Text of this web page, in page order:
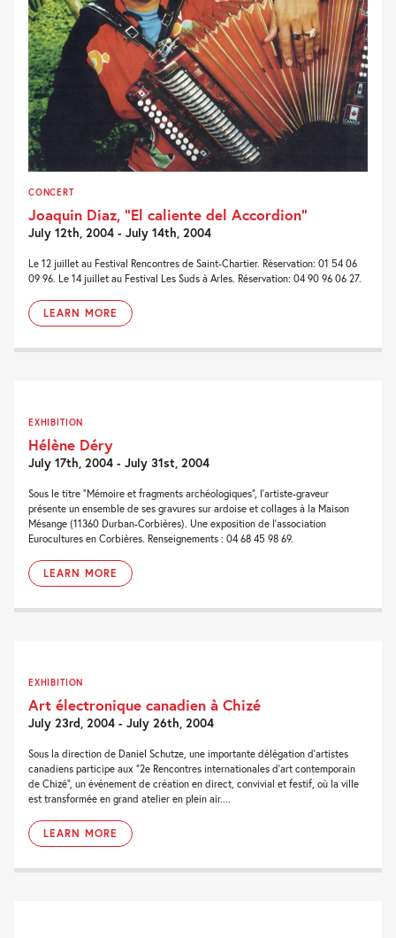
CONCERT
Joaquin Diaz, “El caliente del Accordion”
July 12th, 2004 - July 14th, 2004
Le 12 juillet au Festival Rencontres de Saint-Chartier. Réservation: 01 54 06
09 96. Le 14 juillet au Festival Les Suds à Arles. Réservation: 04 90 96 06 27.
LEARN MORE
EXHIBITION
Hélène Déry
July 17th, 2004 - July 31st, 2004
Sous le titre “Mémoire et fragments archéologiques”, l’artiste-graveur
présente un ensemble de ses gravures sur ardoise et collages à la Maison
Mésange (11360 Durban-Corbières). Une exposition de l’association
Eurocultures en Corbières. Renseignements : 04 68 45 98 69.
LEARN MORE
EXHIBITION
Art électronique canadien à Chizé
July 23rd, 2004 - July 26th, 2004
Sous la direction de Daniel Schutze, une importante délégation d’artistes
canadiens participe aux “2e Rencontres internationales d’art contemporain
de Chizé”, un événement de création en direct, convivial et festif, où la ville
est transformée en grand atelier en plein air....
LEARN MORE